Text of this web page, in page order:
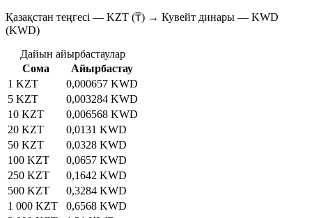
Қазақстан теңгесі — KZT (₸) → Кувейт динары — KWD
(KWD)
Дайын айырбастаулар
Сома
Айырбастау
1 KZT
0,000657 KWD
5 KZT
0,003284 KWD
10 KZT
0,006568 KWD
20 KZT
0,0131 KWD
50 KZT
0,0328 KWD
100 KZT
0,0657 KWD
250 KZT
0,1642 KWD
500 KZT
0,3284 KWD
1 000 KZT
0,6568 KWD